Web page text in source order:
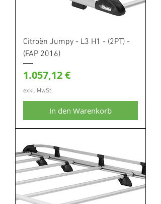
Citroën Jumpy - L3 H1 - (2PT) -
(FAP 2016)
Preis
1.057,12 €
exkl. MwSt.
In den Warenkorb